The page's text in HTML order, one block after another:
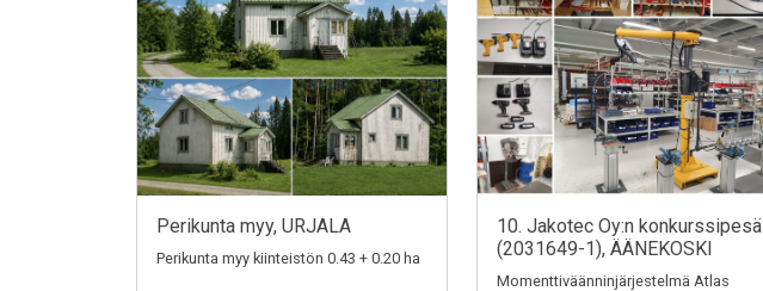
Perikunta myy, URJALA
Perikunta myy kiinteistön 0.43 + 0.20 ha
10. Jakotec Oy:n konkurssipesä
(2031649-1), ÄÄNEKOSKI
Momenttiväänninjärjestelmä Atlas